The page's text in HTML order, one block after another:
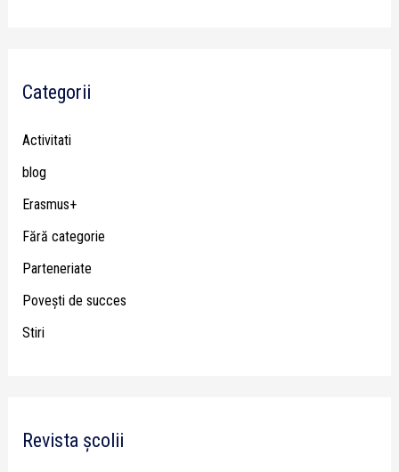
Categorii
Activitati
blog
Erasmus+
Fără categorie
Parteneriate
Poveşti de succes
Stiri
Revista școlii